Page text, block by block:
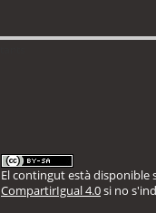
El contingut està disponible
CompartirIgual 4.0si no